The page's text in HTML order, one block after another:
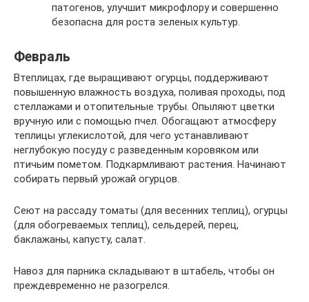
патогенов, улучшит микрофлору и совершенно
безопасна для роста зеленых культур.
Февраль
Втеплицах, где выращивают огурцы, поддерживают
повышенную влажность воздуха, поливая проходы, под
стеллажами и отопительные трубы. Опыляют цветки
вручную или с помощью пчел. Обогащают атмосферу
теплицы углекислотой, для чего устанавливают
неглубокую посуду с разведенным коровяком или
птичьим пометом. Подкармливают растения. Начинают
собирать первый урожай огурцов.
Сеют на рассаду томаты (для весенних теплиц), огурцы
(для обогреваемых теплиц), сельдерей, перец,
баклажаны, капусту, салат.
Навоз для парника складывают в штабель, чтобы он
преждевременно не разогрелся.